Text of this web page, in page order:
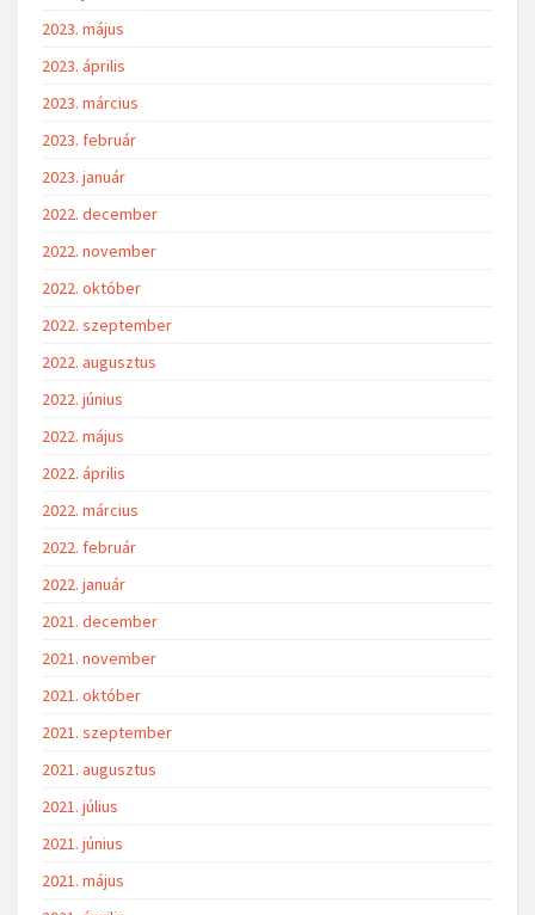
2023. május
2023. április
2023. március
2023. február
2023. január
2022. december
2022. november
2022. október
2022. szeptember
2022. augusztus
2022. június
2022. május
2022. április
2022. március
2022. február
2022. január
2021. december
2021. november
2021. október
2021. szeptember
2021. augusztus
2021. július
2021. június
2021. május